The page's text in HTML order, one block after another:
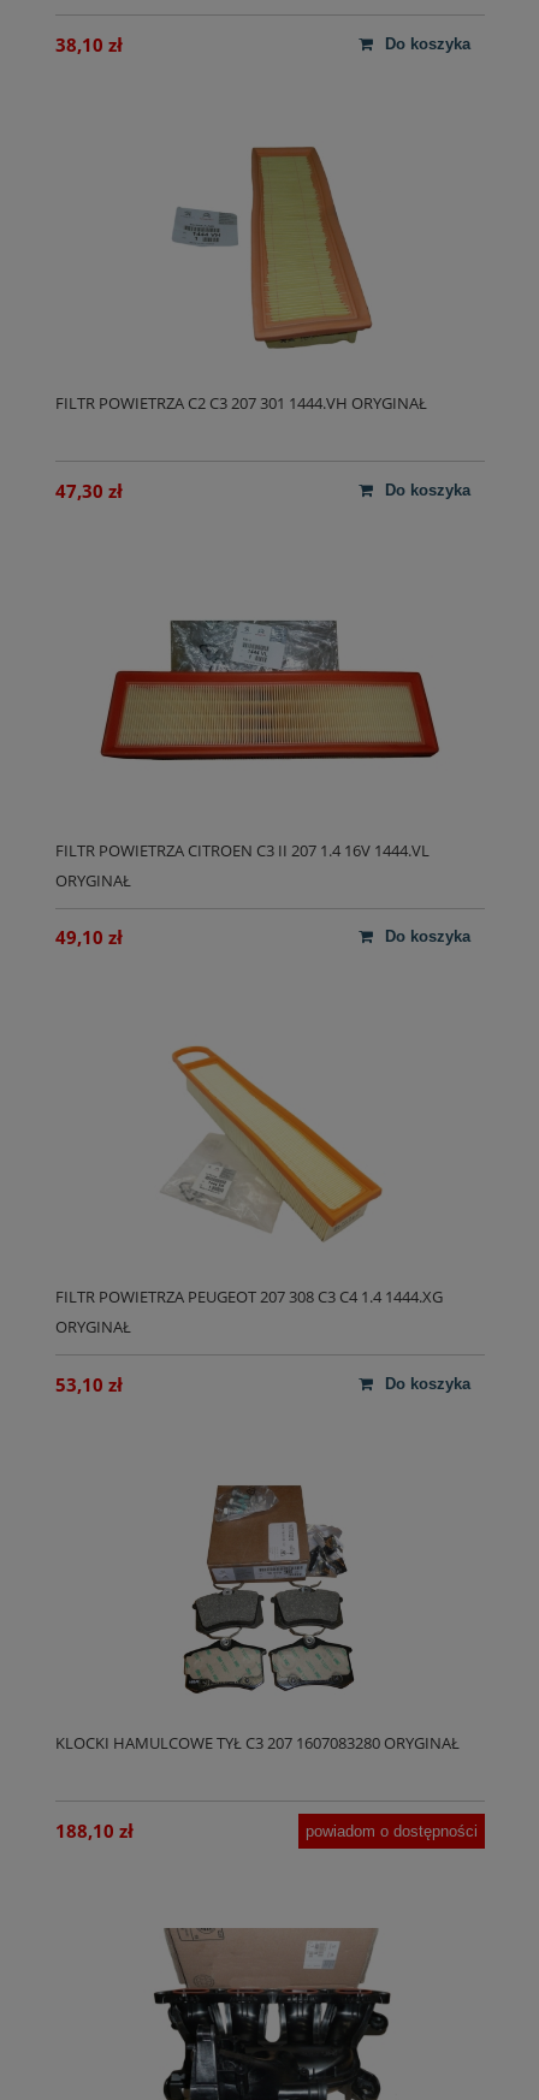
38,10 zł do koszyka
FILTR POWIETRZA C2 C3 207 301 1444.VH ORYGINAŁ
47,30 zł do koszyka
FILTR POWIETRZA CITROEN C3 II 207 1.4 16V 1444.VL
ORYGINAŁ
49,10 zł do koszyka
FILTR POWIETRZA PEUGEOT 207 308 C3 C4 1.4 1444.XG
ORYGINAŁ
53,10 zł do koszyka
KLOCKI HAMULCOWE TYŁ C3 207 1607083280 ORYGINAŁ
188,10 zł powiadom o dostępności